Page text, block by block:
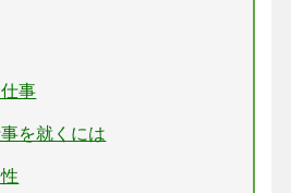
事
を就くには